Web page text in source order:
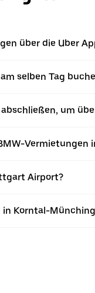
über die Uber
selben Tag
um
Vermietungen
Airport?
in Korntal-